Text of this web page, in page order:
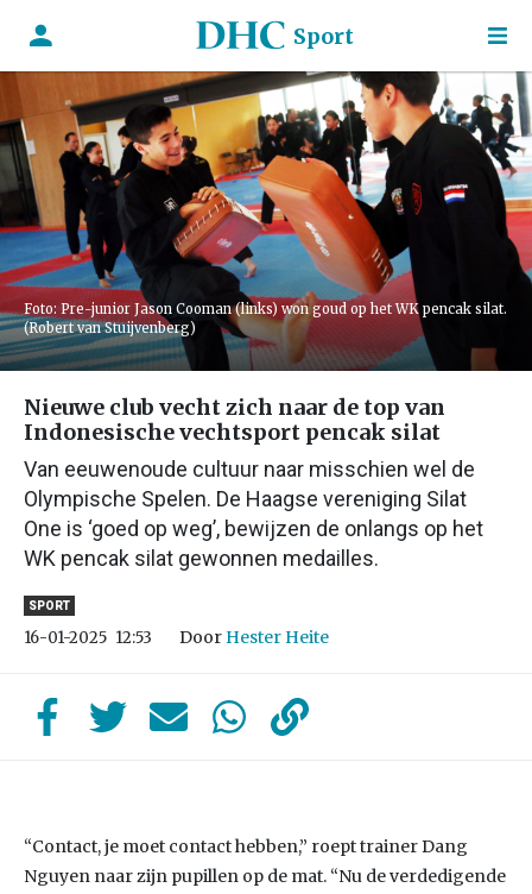
Sport
Foto: Pre-junior Jason Cooman (links) won goud op het WK pencak silat.
(Robert van Stuijvenberg)
Nieuwe club vecht zich naar de top van
Indonesische vechtsport pencak silat
Van eeuwenoude cultuur naar misschien wel de
Olympische Spelen. De Haagse vereniging Silat
One is ‘goed op weg’, bewijzen de onlangs op het
WK pencak silat gewonnen medailles.
SPORT
16-01-2025 12:53 Door Hester Heite
“Contact, je moet contact hebben,” roept trainer Dang
Nguyen naar zijn pupillen op de mat. “Nu de verdedigende